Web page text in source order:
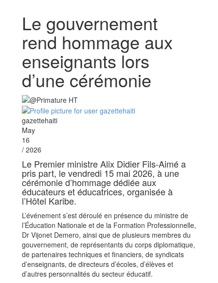
Le gouvernement
rend hommage aux
enseignants lors
d’une cérémonie
gazettehaiti
May
16
/ 2026
Le Premier ministre Alix Didier Fils-Aimé a
pris part, le vendredi 15 mai 2026, à une
cérémonie d’hommage dédiée aux
éducateurs et éducatrices, organisée à
l’Hôtel Karibe.
L’événement s’est déroulé en présence du ministre de
l’Éducation Nationale et de la Formation Professionnelle,
Dr Vijonet Demero, ainsi que de plusieurs membres du
gouvernement, de représentants du corps diplomatique,
de partenaires techniques et financiers, de syndicats
d’enseignants, de directeurs d’écoles, d’élèves et
d’autres personnalités du secteur éducatif.